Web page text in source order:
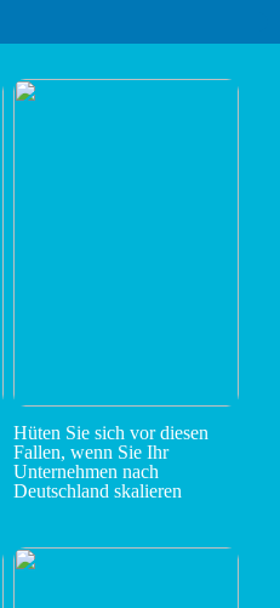
Hüten Sie sich vor diesen
Fallen, wenn Sie Ihr
Unternehmen nach
Deutschland skalieren